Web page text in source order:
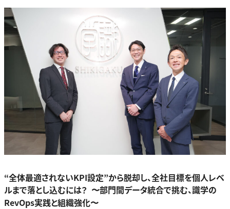
“全体最適されないKPI設定”から脱却し、全社目標を個人レベ
ルまで落とし込むには？ 〜部門間データ統合で挑む、識学の
RevOps実践と組織強化〜